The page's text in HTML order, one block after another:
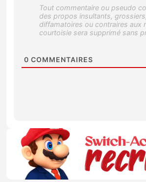
0 COMMENTAIRES